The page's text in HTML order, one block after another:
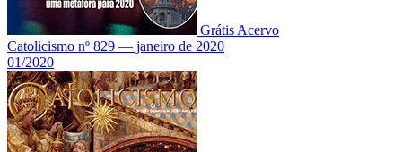
Grátis Acervo
Catolicismo nº 829 — janeiro de 2020
01/2020